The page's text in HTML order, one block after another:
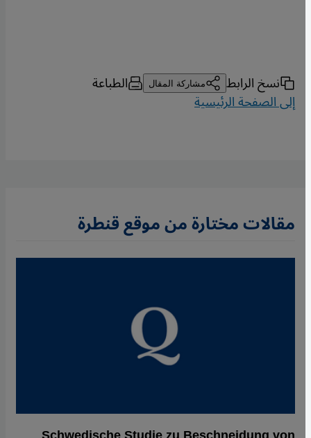
نسخ الرابط مشاركة المقال الطباعة
إلى الصفحة الرئيسية
مقالات مختارة من موقع قنطرة